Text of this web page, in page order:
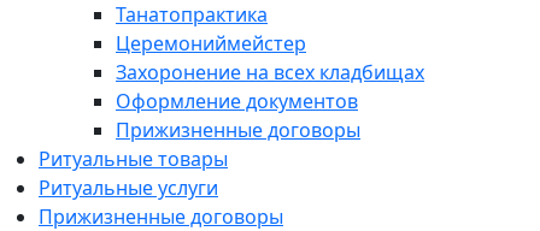
Танатопрактика
Церемониймейстер
Захоронение на всех кладбищах
Оформление документов
Прижизненные договоры
Ритуальные товары
Ритуальные услуги
Прижизненные договоры